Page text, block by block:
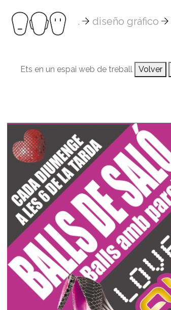
. diseño gráfico
Ets en un espai web de treball Volver